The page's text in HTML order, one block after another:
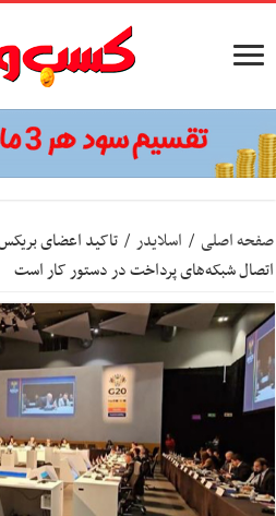
صفحه اصلی / اسلایدر / تاکید اعضای
اتصال شبکه‌های پرداخت در دستور کار است